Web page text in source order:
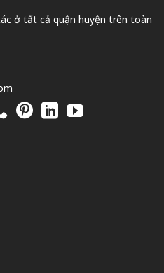
ở tất cả quận huyện trên toàn